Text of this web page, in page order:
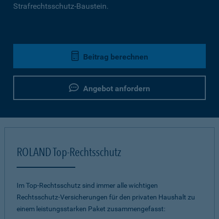
Strafrechtsschutz-Baustein.
Beitrag berechnen
Angebot anfordern
ROLAND Top-Rechtsschutz
Im Top-Rechtsschutz sind immer alle wichtigen
Rechtsschutz-Versicherungen für den privaten Haushalt zu
einem leistungsstarken Paket zusammengefasst: